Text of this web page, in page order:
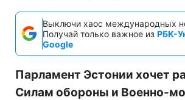
Выключи хаос международных
Получай только важное из РБК-
Google
Парламент Эстонии хочет
Силам обороны и Военно-